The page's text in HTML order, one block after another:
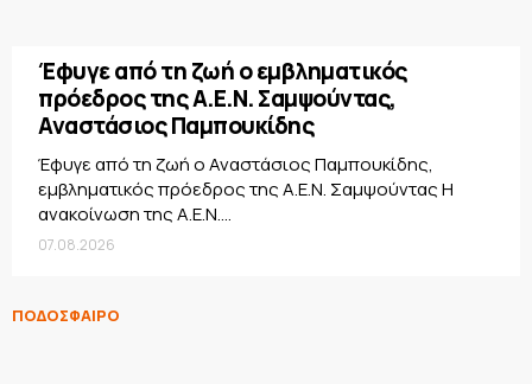
Έφυγε από τη ζωή ο εμβληματικός
πρόεδρος της Α.Ε.Ν. Σαμψούντας,
Αναστάσιος Παμπουκίδης
Έφυγε από τη ζωή ο Αναστάσιος Παμπουκίδης,
εμβληματικός πρόεδρος της Α.Ε.Ν. Σαμψούντας Η
ανακοίνωση της Α.Ε.Ν....
07.08.2026
ΠΟΔΟΣΦΑΙΡΟ